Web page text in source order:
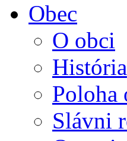
Obec
O obci
História
Poloha
Slávni